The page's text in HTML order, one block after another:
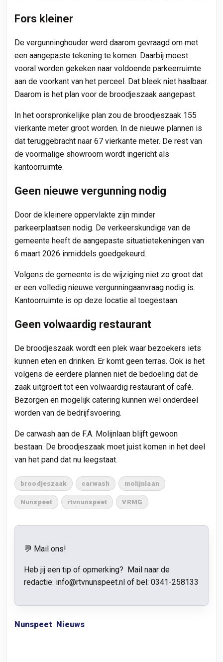
Fors kleiner
De vergunninghouder werd daarom gevraagd om met
een aangepaste tekening te komen. Daarbij moest
vooral worden gekeken naar voldoende parkeerruimte
aan de voorkant van het perceel. Dat bleek niet haalbaar.
Daarom is het plan voor de broodjeszaak aangepast.
In het oorspronkelijke plan zou de broodjeszaak 155
vierkante meter groot worden. In de nieuwe plannen is
dat teruggebracht naar 67 vierkante meter. De rest van
de voormalige showroom wordt ingericht als
kantoorruimte.
Geen nieuwe vergunning nodig
Door de kleinere oppervlakte zijn minder
parkeerplaatsen nodig. De verkeerskundige van de
gemeente heeft de aangepaste situatietekeningen van
6 maart 2026 inmiddels goedgekeurd.
Volgens de gemeente is de wijziging niet zo groot dat
er een volledig nieuwe vergunningaanvraag nodig is.
Kantoorruimte is op deze locatie al toegestaan.
Geen volwaardig restaurant
De broodjeszaak wordt een plek waar bezoekers iets
kunnen eten en drinken. Er komt geen terras. Ook is het
volgens de eerdere plannen niet de bedoeling dat de
zaak uitgroeit tot een volwaardig restaurant of café.
Bezorgen en mogelijk catering kunnen wel onderdeel
worden van de bedrijfsvoering.
De carwash aan de F.A. Molijnlaan blijft gewoon
bestaan. De broodjeszaak moet juist komen in het deel
van het pand dat nu leegstaat.
broodjeszaak carwash molijnlaan
Nunspeet rtvnunspeet VRMG
💬 Mail ons!
Heb jij een tip of opmerking? Mail naar de
redactie: info@rtvnunspeet.nl of bel: 0341-258133
Nunspeet Nieuws